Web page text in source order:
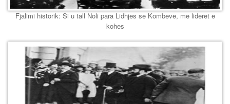
Fjalimi historik: Si u tall Noli para Lidhjes se Kombeve, me lideret e
kohes